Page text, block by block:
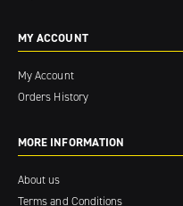
MY ACCOUNT
My Account
Orders History
MORE INFORMATION
About us
Terms and Conditions